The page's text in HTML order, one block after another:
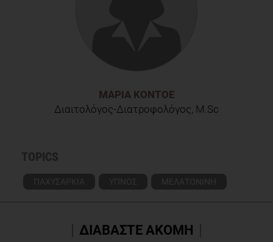
ΜΑΡΊΑ ΚΟΝΤΟΈ
Διαιτολόγος-Διατροφολόγος, M.Sc
TOPICS
ΠΑΧΥΣΑΡΚΙΑ ΥΠΝΟΣ ΜΕΛΑΤΟΝΙΝΗ
ΔΙΑΒΑΣΤΕ ΑΚΟΜΗ